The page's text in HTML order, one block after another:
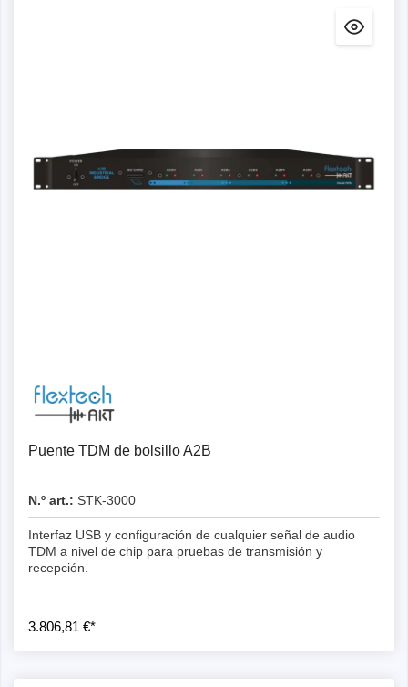
Puente TDM de bolsillo A2B
N.º art.: STK-3000
Interfaz USB y configuración de cualquier señal de audio
TDM a nivel de chip para pruebas de transmisión y
recepción.
3.806,81 €*